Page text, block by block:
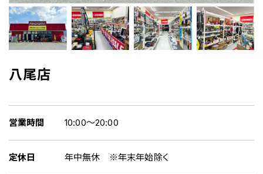
八尾店
営業時間 10:00～20:00
定休日 年中無休 ※年末年始除く